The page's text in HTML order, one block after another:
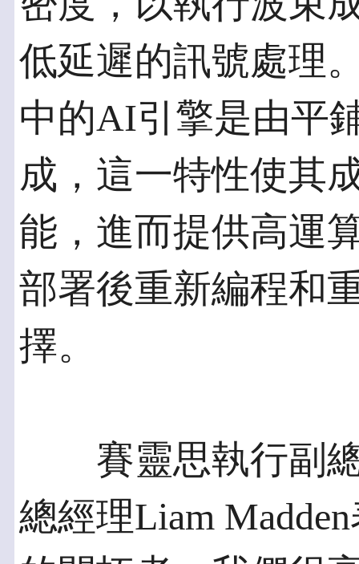
低延遲的訊號處理
中的AI引擎是由平
成，這一特性使其
能，進而提供高運
部署後重新編程和
擇。
賽靈思執行副總
總經理Liam